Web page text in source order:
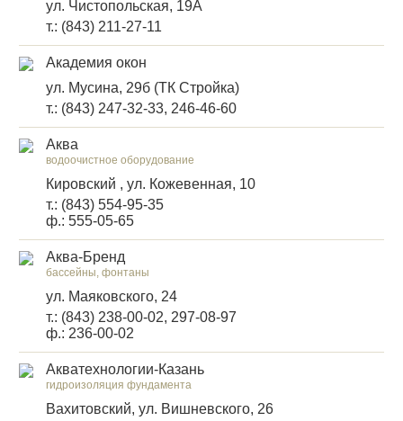
ул. Чистопольская, 19А
т.: (843) 211-27-11
Академия окон
ул. Мусина, 29б (ТК Стройка)
т.: (843) 247-32-33, 246-46-60
Аква
водоочистное оборудование
Кировский , ул. Кожевенная, 10
т.: (843) 554-95-35
ф.: 555-05-65
Аква-Бренд
бассейны, фонтаны
ул. Маяковского, 24
т.: (843) 238-00-02, 297-08-97
ф.: 236-00-02
Акватехнологии-Казань
гидроизоляция фундамента
Вахитовский, ул. Вишневского, 26